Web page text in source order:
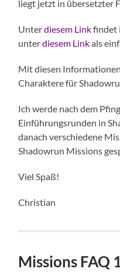
liegt jetzt in übersetzter
Unterdiesem Linkfindet
unterdiesem Linkals
Mit diesen
Charaktere für
Ich werde nach dem
Einführungsrunden in
danach verschiedene
Shadowrun Missions
Viel Spaß!
Christian
Missions FAQ